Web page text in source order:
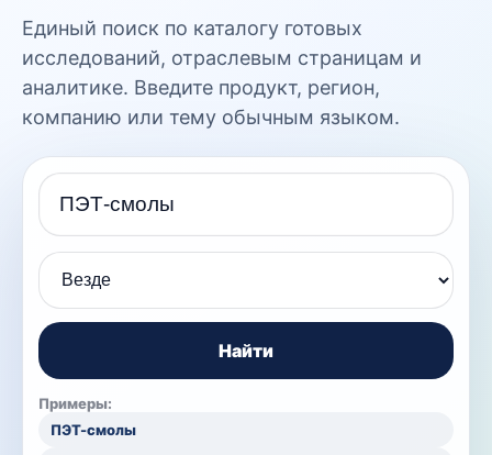
Единый поиск по каталогу готовых
исследований, отраслевым страницам и
аналитике. Введите продукт, регион,
компанию или тему обычным языком.
Поисковый запрос
Найти
Примеры:
ПЭТ-смолы